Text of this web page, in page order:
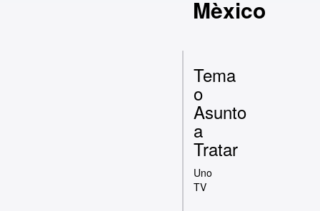
Mèxico
Tema
o
Asunto
a
Tratar
Uno
TV